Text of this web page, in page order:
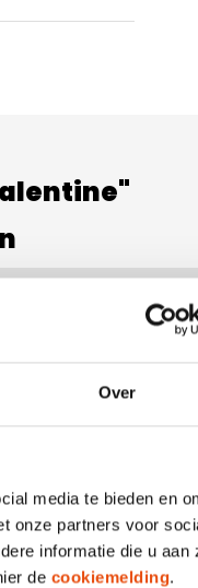
Over
media te bieden en
onze partners voor
informatie die u aan
de cookiemelding.